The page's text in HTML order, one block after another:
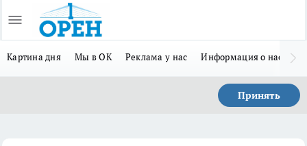
Картина дня Мы в ОК Реклама у нас Информация о нас
Принять